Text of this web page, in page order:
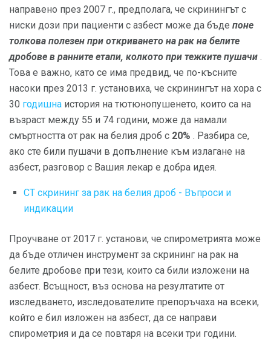
направено през 2007 г., предполага, че скринингът с
ниски дози при пациенти с азбест може да бъде поне
толкова полезен при откриването на рак на белите
дробове в ранните етапи, колкото при тежките пушачи .
Това е важно, като се има предвид, че по-късните
насоки през 2013 г. установиха, че скринингът на хора с
30 годишна история на тютюнопушенето, които са на
възраст между 55 и 74 години, може да намали
смъртността от рак на белия дроб с 20% . Разбира се,
ако сте били пушачи в допълнение към излагане на
азбест, разговор с Вашия лекар е добра идея.
CT скрининг за рак на белия дроб - Въпроси и
индикации
Проучване от 2017 г. установи, че спирометрията може
да бъде отличен инструмент за скрининг на рак на
белите дробове при тези, които са били изложени на
азбест. Всъщност, въз основа на резултатите от
изследването, изследователите препоръчаха на всеки,
който е бил изложен на азбест, да се направи
спирометрия и да се повтаря на всеки три години.